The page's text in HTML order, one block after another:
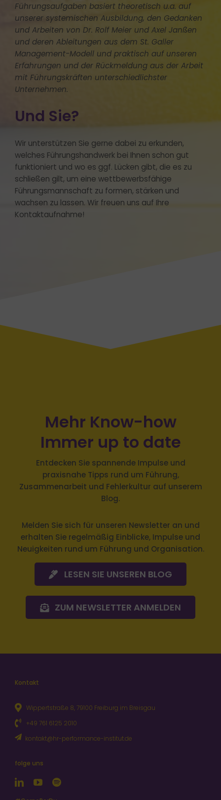
Führungsaufgaben basiert theoretisch u.a. auf
unserer systemischen Ausbildung, den Gedanken
und Arbeiten von Dr. Rolf Meier und Axel Janßen
und deren Ableitungen aus dem St. Galler
Management-Modell und praktisch auf unseren
Erfahrungen und der Rückmeldung aus der Arbeit
mit Führungskräften unterschiedlichster
Unternehmen.
Und Sie?
Wir unterstützen Sie gerne dabei zu erkunden,
welches Führungshandwerk bei Ihnen schon gut
funktioniert und wo es ggf. Lücken gibt, die es zu
schließen gilt, um eine wettbewerbsfähige
Führungsmannschaft zu formen, stärken und
wachsen zu lassen. Wir freuen uns auf Ihre
Kontaktaufnahme!
Mehr Know-how
Immer up to date
Entdecken Sie spannende Impulse und
praxisnahe Tipps rund um Führung,
Zusammenarbeit und Fehlerkultur auf unserem
Blog.
Melden Sie sich für unseren Newsletter an und
erhalten Sie regelmäßig Einblicke, Impulse und
Neuigkeiten rund um Führung und Organisation.
LESEN SIE UNSEREN BLOG
ZUM NEWSLETTER ANMELDEN
Kontakt
Wippertstraße 8, 79100 Freiburg im Breisgau
+49 761 6125 2010
kontakt@hr-performance-institut.de
folge uns